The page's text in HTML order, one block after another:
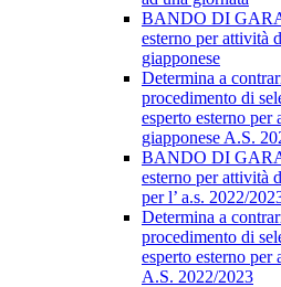
BANDO DI GARA
esterno per attività
giapponese
Determina a
procedimento di
esperto esterno
giapponese A.S.
BANDO DI GARA
esterno per attività
per l’ a.s. 2022/
Determina a
procedimento di
esperto esterno per
A.S. 2022/2023